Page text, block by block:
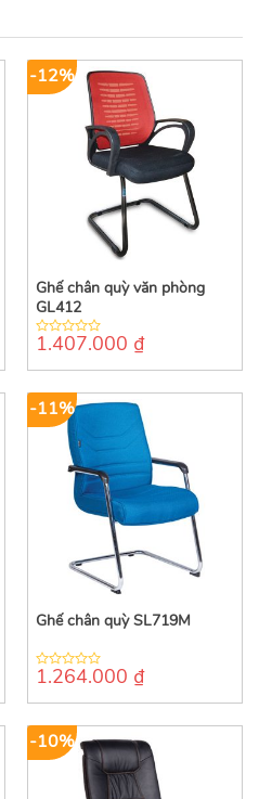
-12%
Ghế chân quỳ văn phòng
GL412
0
of
1.407.000 ₫
-11%
Ghế chân quỳ SL719M
0
of
1.264.000 ₫
-10%